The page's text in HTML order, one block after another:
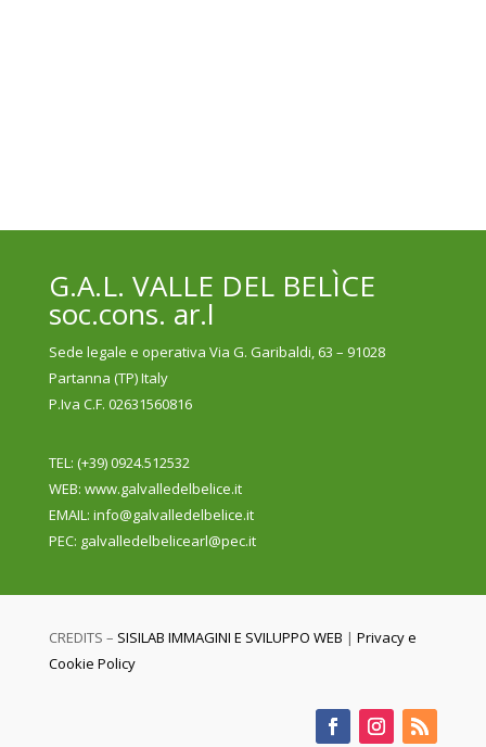
G.A.L. VALLE DEL BELÌCE
soc.cons. ar.l
Sede legale e operativa Via G. Garibaldi, 63 – 91028
Partanna (TP) Italy
P.Iva C.F. 02631560816
TEL: (+39) 0924.512532
WEB: www.galvalledelbelice.it
EMAIL: info@galvalledelbelice.it
PEC: galvalledelbelicearl@pec.it
CREDITS – SISILAB IMMAGINI E SVILUPPO WEB | Privacy e
Cookie Policy